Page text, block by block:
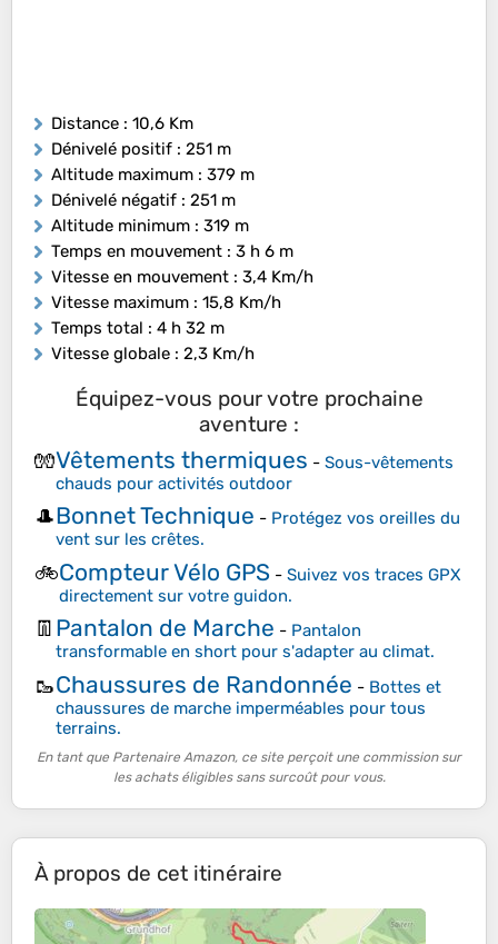
Distance : 10,6 Km
Dénivelé positif : 251 m
Altitude maximum : 379 m
Dénivelé négatif : 251 m
Altitude minimum : 319 m
Temps en mouvement : 3 h 6 m
Vitesse en mouvement : 3,4 Km/h
Vitesse maximum : 15,8 Km/h
Temps total : 4 h 32 m
Vitesse globale : 2,3 Km/h
Équipez-vous pour votre prochaine
aventure :
🧤Vêtements thermiques - Sous-vêtements
chauds pour activités outdoor
🎩Bonnet Technique - Protégez vos oreilles du
vent sur les crêtes.
🚲Compteur Vélo GPS - Suivez vos traces GPX
directement sur votre guidon.
👖 Pantalon de Marche - Pantalon
transformable en short pour s'adapter au climat.
🥾Chaussures de Randonnée - Bottes et
chaussures de marche imperméables pour tous
terrains.
En tant que Partenaire Amazon, ce site perçoit une commission sur
les achats éligibles sans surcoût pour vous.
À propos de cet itinéraire